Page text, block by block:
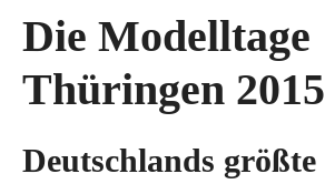
Die Modelltage
Thüringen 2015
Deutschlands größte